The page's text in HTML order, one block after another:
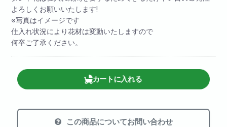
よろしくお願いいたします!
※写真はイメージです
仕入れ状況により花材は変動いたしますので
何卒ご了承ください。
カートに入れる
この商品についてお問い合わせ